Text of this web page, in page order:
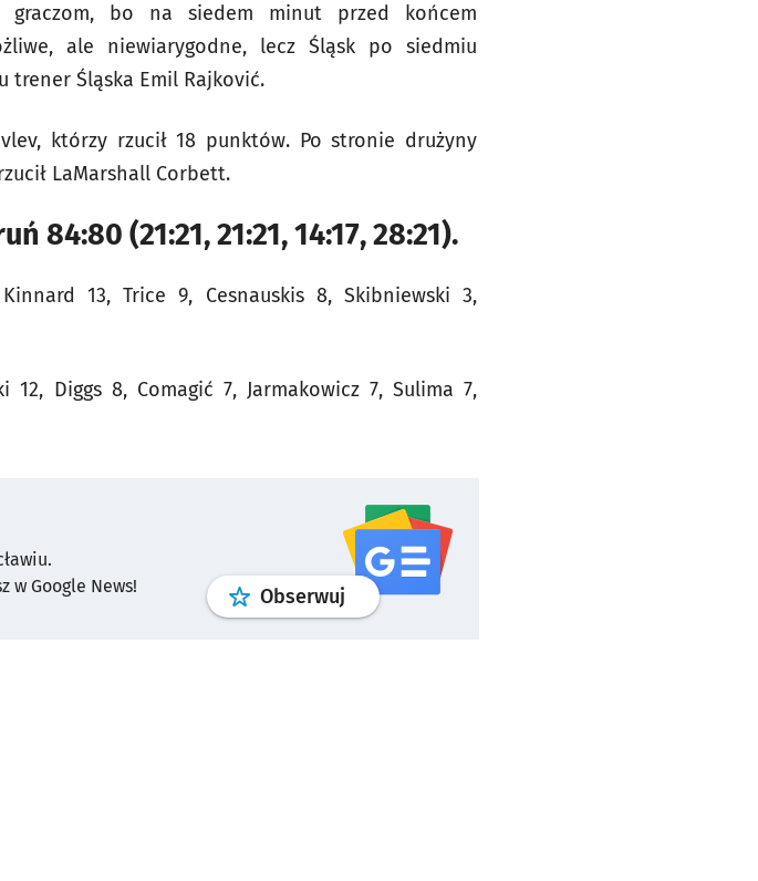
graczom, bo na siedem minut przed końcem
ale niewiarygodne, lecz Śląsk po siedmiu
trener Śląska Emil Rajković.
którzy rzucił 18 punktów. Po stronie drużyny
LaMarshall Corbett.
84:80 (21:21, 21:21, 14:17, 28:21).
13, Trice 9, Cesnauskis 8, Skibniewski 3,
12, Diggs 8, Comagić 7, Jarmakowicz 7, Sulima 7,
w Google News!
Obserwuj profilgoogle news